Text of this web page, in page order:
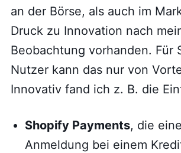
an der Börse, als auch im
Druck zu Innovation nach
Beobachtung vorhanden. Für
Nutzer kann das nur von
Innovativ fand ich z. B. die
Shopify Payments, die
Anmeldung bei einem